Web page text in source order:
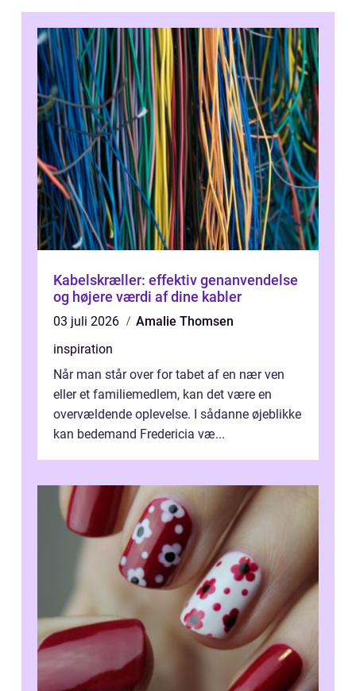
Kabelskræller: effektiv genanvendelse
og højere værdi af dine kabler
03 juli 2026
Amalie Thomsen
inspiration
Når man står over for tabet af en nær ven
eller et familiemedlem, kan det være en
overvældende oplevelse. I sådanne øjeblikke
kan bedemand Fredericia væ...